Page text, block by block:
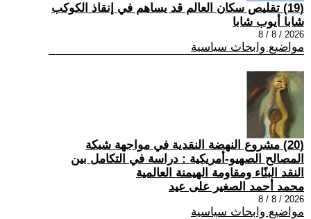
(19) تقليص سكان العالم قد يساهم في إنقاذ الكوكب
شابا أيوب شابا
2026 / 8 / 8
مواضيع وابحاث سياسية
(20) مشروع النهضة النقدية في مواجهة شبكة
المصالح الصهيو-أمريكية : دراسة في التكامل بين
النقد البنّاء ومقاومة الهيمنة العالمية
محمد أحمد الصغير على عيد
2026 / 8 / 8
مواضيع وابحاث سياسية